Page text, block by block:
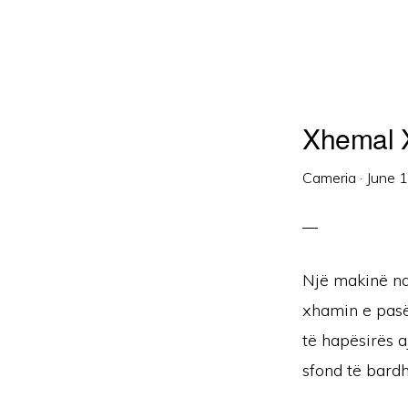
Xhemal
Cameria · June
Një makinë
xhamin e
të hapësirës
sfond të